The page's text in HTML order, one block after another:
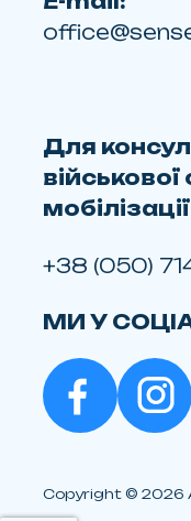
Для
+38 (050)
МИ У
Copyright © 2026